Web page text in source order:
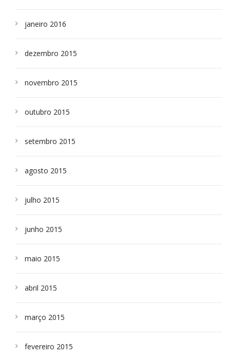
janeiro 2016
dezembro 2015
novembro 2015
outubro 2015
setembro 2015
agosto 2015
julho 2015
junho 2015
maio 2015
abril 2015
março 2015
fevereiro 2015